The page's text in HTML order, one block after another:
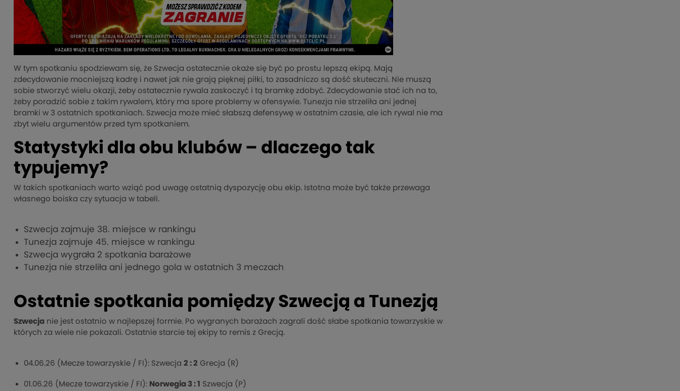
W tym spotkaniu spodziewam się, że Szwecja ostatecznie okaże się być po prostu lepszą ekipą. Mają
zdecydowanie mocniejszą kadrę i nawet jak nie grają pięknej piłki, to zasadniczo są dość skuteczni. Nie muszą
sobie stworzyć wielu okazji, żeby ostatecznie rywala zaskoczyć i tą bramkę zdobyć. Zdecydowanie stać ich na to,
żeby poradzić sobie z takim rywalem, który ma spore problemy w ofensywie. Tunezja nie strzeliła ani jednej
bramki w 3 ostatnich spotkaniach. Szwecja może mieć słabszą defensywę w ostatnim czasie, ale ich rywal nie ma
zbyt wielu argumentów przed tym spotkaniem.
Statystyki dla obu klubów – dlaczego tak
typujemy?
W takich spotkaniach warto wziąć pod uwagę ostatnią dyspozycję obu ekip. Istotna może być także przewaga
własnego boiska czy sytuacja w tabeli.
Szwecja zajmuje 38. miejsce w rankingu
Tunezja zajmuje 45. miejsce w rankingu
Szwecja wygrała 2 spotkania barażowe
Tunezja nie strzeliła ani jednego gola w ostatnich 3 meczach
Ostatnie spotkania pomiędzy Szwecją a Tunezją
Szwecja nie jest ostatnio w najlepszej formie. Po wygranych barażach zagrali dość słabe spotkania towarzyskie w
których za wiele nie pokazali. Ostatnie starcie tej ekipy to remis z Grecją.
04.06.26 (Mecze towarzyskie / FI): Szwecja 2 : 2 Grecja (R)
01.06.26 (Mecze towarzyskie / FI): Norwegia 3 : 1 Szwecja (P)